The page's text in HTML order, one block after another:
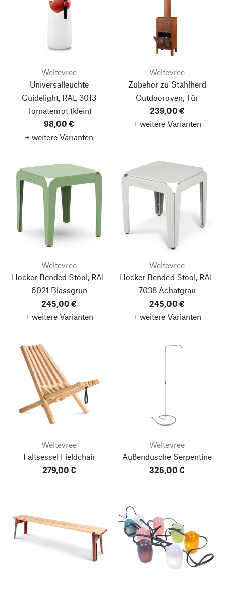
Weltevree
Universalleuchte
Guidelight, RAL 3013
Tomatenrot(klein)
98,00 €
+ weitere Varianten
Weltevree
Zubehör zu Stahlherd
Outdooroven, Tür
239,00 €
+ weitere Varianten
Weltevree
Hocker Bended Stool, RAL
6021 Blassgrün
245,00 €
+ weitere Varianten
Weltevree
Hocker Bended Stool, RAL
7038 Achatgrau
245,00 €
+ weitere Varianten
Weltevree
Faltsessel Fieldchair
279,00 €
Weltevree
Außendusche Serpentine
325,00 €